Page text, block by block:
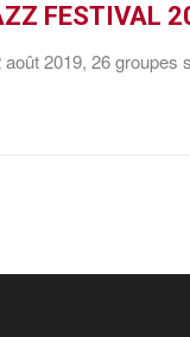
FESTIVAL
août 2019, 26